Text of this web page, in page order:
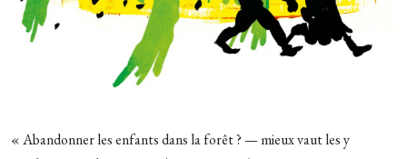
« Abandonner les enfants dans la forêt ? — mieux vaut les y